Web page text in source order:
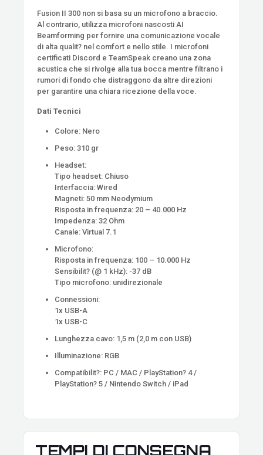
Fusion II 300 non si basa su un microfono a braccio.
Al contrario, utilizza microfoni nascosti AI
Beamforming per fornire una comunicazione vocale
di alta qualit? nel comfort e nello stile. I microfoni
certificati Discord e TeamSpeak creano una zona
acustica che si rivolge alla tua bocca mentre filtrano i
rumori di fondo che distraggono da altre direzioni
per garantire una chiara ricezione della voce.
Dati Tecnici
Colore: Nero
Peso: 310 gr
Headset:
Tipo headset: Chiuso
Interfaccia: Wired
Magneti: 50 mm Neodymium
Risposta in frequenza: 20 – 40.000 Hz
Impedenza: 32 Ohm
Canale: Virtual 7.1
Microfono:
Risposta in frequenza: 100 – 10.000 Hz
Sensibilit? (@ 1 kHz): -37 dB
Tipo microfono: unidirezionale
Connessioni:
1x USB-A
1x USB-C
Lunghezza cavo: 1,5 m (2,0 m con USB)
Illuminazione: RGB
Compatibilit?: PC / MAC / PlayStation? 4 /
PlayStation? 5 / Nintendo Switch / iPad
TEMPI DI CONSEGNA